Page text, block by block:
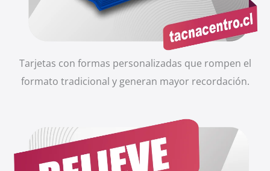
Tarjetas con formas personalizadas que rompen el
formato tradicional y generan mayor recordación.